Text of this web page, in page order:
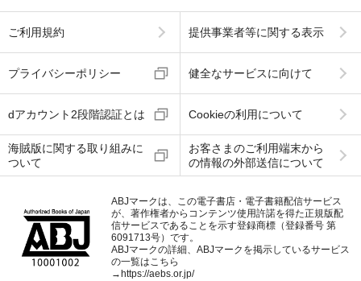
ご利用規約 提供事業者等に関する表示
プライバシーポリシー 健全なサービスに向けて
dアカウント2段階認証とは Cookieの利用について
海賊版に関する取り組みに
ついて
お客さまのご利用端末から
の情報の外部送信について
ABJマークは、この電子書店・電子書籍配信サービス
が、著作権者からコンテンツ使用許諾を得た正規版配
信サービスであることを示す登録商標（登録番号 第
6091713号）です。
ABJマークの詳細、ABJマークを掲示しているサービス
の一覧はこちら
→ https://aebs.or.jp/